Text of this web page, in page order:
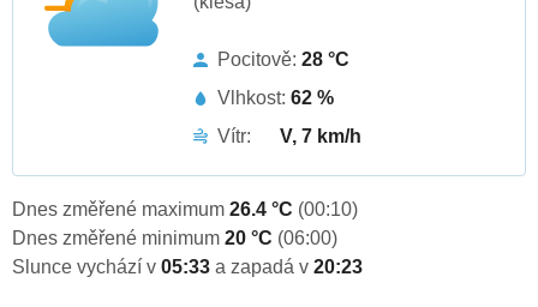
Pocitově: 28 °C
Vlhkost: 62 %
Vítr:
V, 7 km/h
Dnes změřené maximum 26.4 °C (00:10)
Dnes změřené minimum 20 °C (06:00)
Slunce vychází v 05:33 a zapadá v 20:23